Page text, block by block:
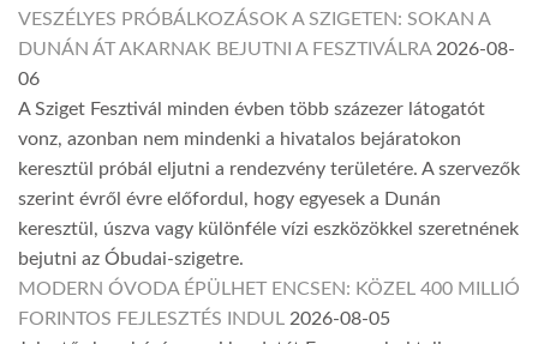
VESZÉLYES PRÓBÁLKOZÁSOK A SZIGETEN: SOKAN A
DUNÁN ÁT AKARNAK BEJUTNI A FESZTIVÁLRA 2026-08-
06
A Sziget Fesztivál minden évben több százezer látogatót
vonz, azonban nem mindenki a hivatalos bejáratokon
keresztül próbál eljutni a rendezvény területére. A szervezők
szerint évről évre előfordul, hogy egyesek a Dunán
keresztül, úszva vagy különféle vízi eszközökkel szeretnének
bejutni az Óbudai-szigetre.
MODERN ÓVODA ÉPÜLHET ENCSEN: KÖZEL 400 MILLIÓ
FORINTOS FEJLESZTÉS INDUL 2026-08-05